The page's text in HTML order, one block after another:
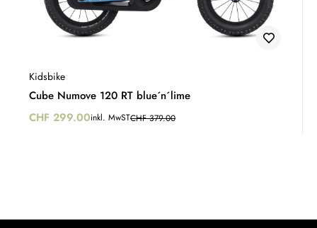
Kidsbike
Cube Numove 120 RT blue´n´lime
CHF379.00
CHF 299.00inkl. MwST